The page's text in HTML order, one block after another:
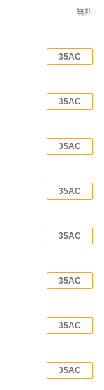
無料
35AC
35AC
35AC
35AC
35AC
35AC
35AC
35AC